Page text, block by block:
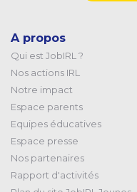
A propos
Qui est JobIRL ?
Nos actions IRL
Notre impact
Espace parents
Equipes éducatives
Espace presse
Nos partenaires
Rapport d'activités